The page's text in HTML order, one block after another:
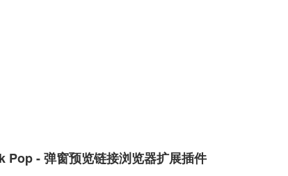
Pop - 弹窗预览链接浏览器扩展插件